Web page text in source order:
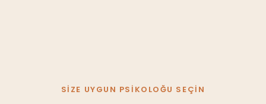
SIZE UYGUN PSIKOLOĞU SEÇIN